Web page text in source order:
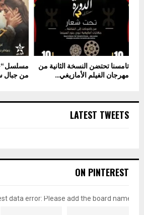
مسلسل
من جبال
تامسنا تحتضن النسخة الثانية من
مهرجان الفيلم الأمازيغي...
LATEST TWEETS
ON PINTEREST
data error: Please add the board name